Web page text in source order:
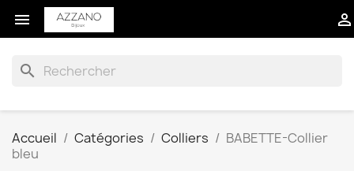
 
search
Accueil Catégories Colliers
BABETTE-Collier
bleu